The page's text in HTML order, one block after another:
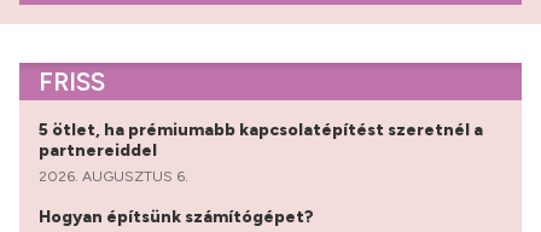
FRISS
5 ötlet, ha prémiumabb kapcsolatépítést szeretnél a
partnereiddel
2026. AUGUSZTUS 6.
Hogyan építsünk számítógépet?